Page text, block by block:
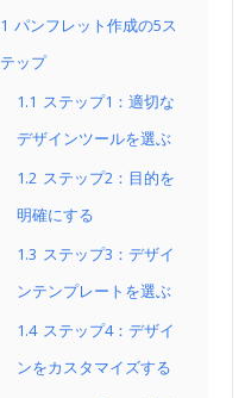
1 パンフレット作成の5ス
テップ
1.1 ステップ1：適切な
デザインツールを選ぶ
1.2 ステップ2：目的を
明確にする
1.3 ステップ3：デザイ
ンテンプレートを選ぶ
1.4 ステップ4：デザイ
ンをカスタマイズする